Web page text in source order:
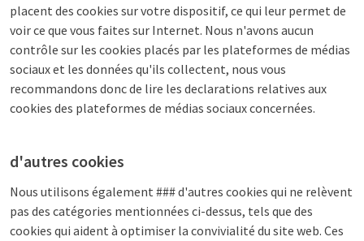
placent des cookies sur votre dispositif, ce qui leur permet de
voir ce que vous faites sur Internet. Nous n'avons aucun
contrôle sur les cookies placés par les plateformes de médias
sociaux et les données qu'ils collectent, nous vous
recommandons donc de lire les declarations relatives aux
cookies des plateformes de médias sociaux concernées.
d'autres cookies
Nous utilisons également ### d'autres cookies qui ne relèvent
pas des catégories mentionnées ci-dessus, tels que des
cookies qui aident à optimiser la convivialité du site web. Ces